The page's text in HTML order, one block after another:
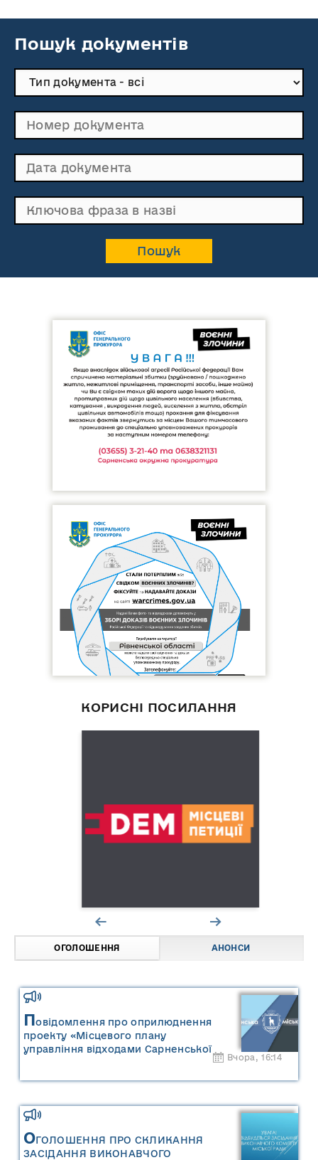
Пошук документів
КОРИСНІ ПОСИЛАННЯ
ОГОЛОШЕННЯ АНОНСИ
Повідомлення про оприлюднення
проекту «Місцевого плану
управління відходами Сарненської
міської територіальної громади» та
управління відходами Сарненської
міської територіальної громади»
Вчора, 16:14
ОГОЛОШЕННЯ ПРО СКЛИКАННЯ
ЗАСІДАННЯ ВИКОНАВЧОГО